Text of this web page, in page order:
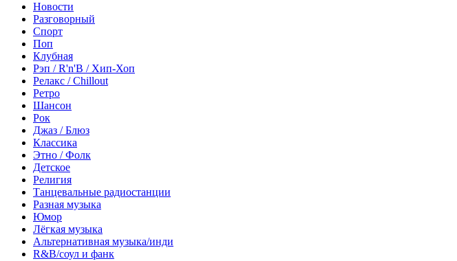
Новости
Разговорный
Спорт
Поп
Клубная
Рэп / R'n'B / Хип-Хоп
Релакс / Chillout
Ретро
Шансон
Рок
Джаз / Блюз
Классика
Этно / Фолк
Детское
Религия
Танцевальные радиостанции
Разная музыка
Юмор
Лёгкая музыка
Альтернативная музыка/инди
R&B/cоул и фанк